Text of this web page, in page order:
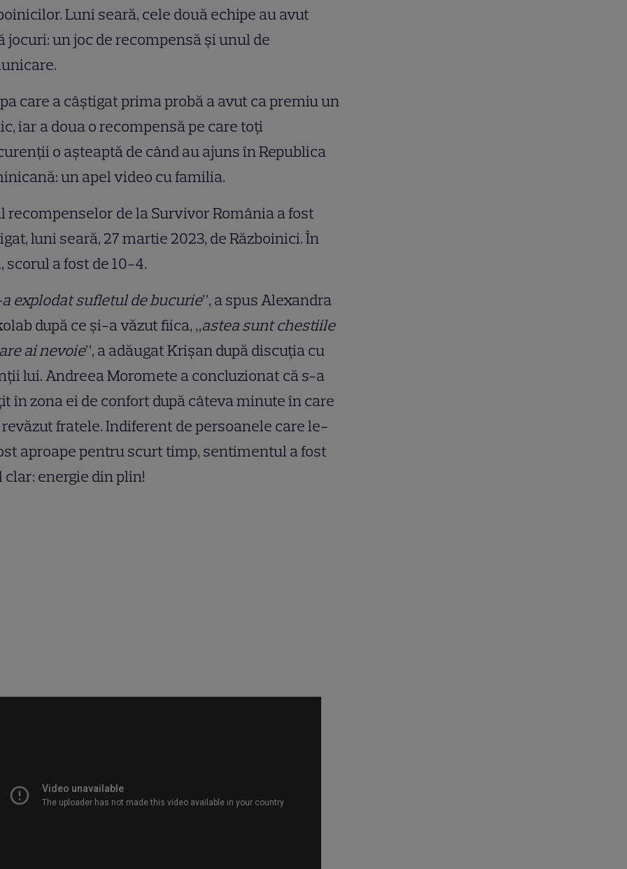
Luni seară, cele două echipe au avut
jocuri: un joc de recompensă și unul de
care a câștigat prima probă a avut ca premiu un
iar a doua o recompensă pe care toți
o așteaptă de când au ajuns în Republica
un apel video cu familia.
recompenselor de la Survivor România a fost
luni seară, 27 martie 2023, de Războinici. În
scorul a fost de 10-4.
explodat sufletul de bucurie”, a spus Alexandra
după ce și-a văzut fiica, „astea sunt chestiile
ai nevoie”, a adăugat Krișan după discuția cu
lui. Andreea Moromete a concluzionat că s-a
în zona ei de confort după câteva minute în care
fratele. Indiferent de persoanele care le-
aproape pentru scurt timp, sentimentul a fost
clar: energie din plin!